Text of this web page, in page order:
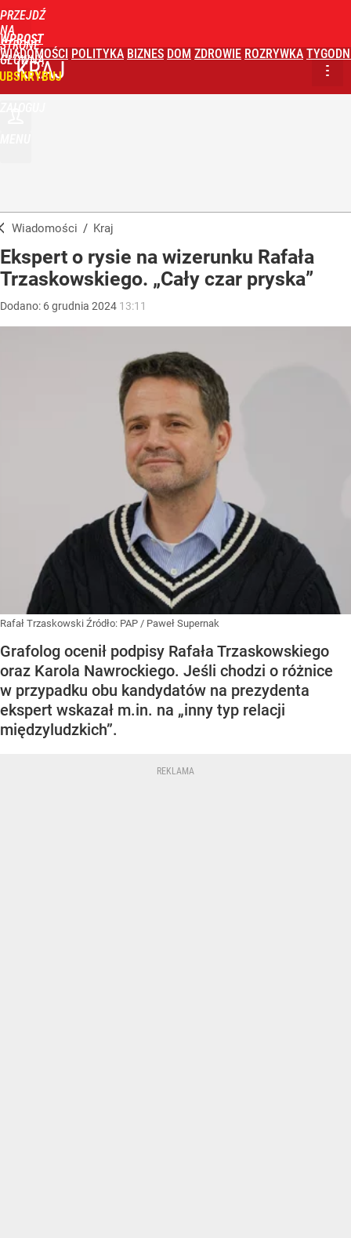
PRZEJDŹ
NA
STRONĘ
GŁÓWNĄ
WPROST
WIADOMOŚCI POLITYKA BIZNES DOM ZDROWIE ROZRYWKA
KRAJ
Wiadomości / Kraj
Ekspert o rysie na wizerunku Rafała
Trzaskowskiego. „Cały czar pryska”
Dodano: 6grudnia 2024 13:11
Rafał Trzaskowski Źródło: PAP / Paweł Supernak
Grafolog ocenił podpisy Rafała Trzaskowskiego
oraz Karola Nawrockiego. Jeśli chodzi o różnice
w przypadku obu kandydatów na prezydenta
ekspert wskazał m.in. na „inny typ relacji
międzyludzkich”.